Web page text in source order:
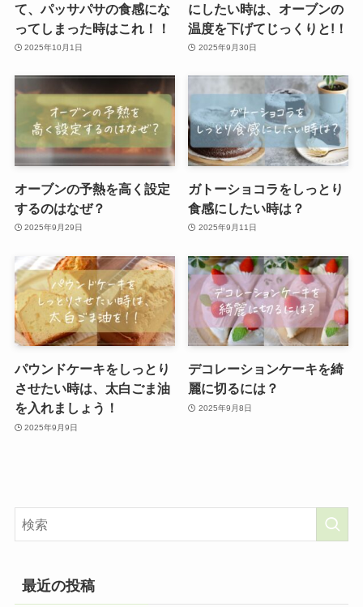
て、パッサパサの食感にな
ってしまった時はこれ！！
2025年10月1日
にしたい時は、オーブンの
温度を下げてじっくりと!！
2025年9月30日
オーブンの予熱を高く設定
するのはなぜ？
2025年9月29日
ガトーショコラをしっとり
食感にしたい時は？
2025年9月11日
パウンドケーキをしっとり
させたい時は、太白ごま油
を入れましょう！
2025年9月9日
デコレーションケーキを綺
麗に切るには？
2025年9月8日
最近の投稿